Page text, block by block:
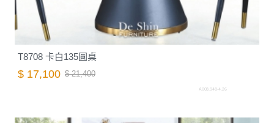
T8708 卡白135圓桌
$ 17,100 $ 21,400
A003.948-4.26